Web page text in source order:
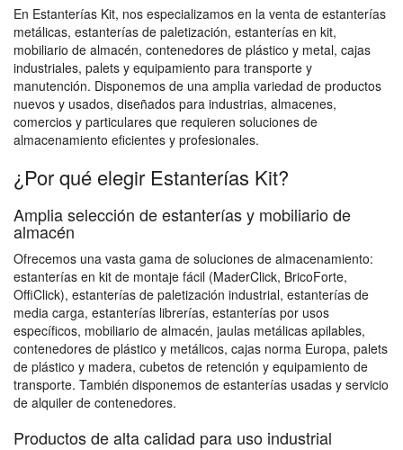
En Estanterías Kit, nos especializamos en la venta de estanterías
metálicas, estanterías de paletización, estanterías en kit,
mobiliario de almacén, contenedores de plástico y metal, cajas
industriales, palets y equipamiento para transporte y
manutención. Disponemos de una amplia variedad de productos
nuevos y usados, diseñados para industrias, almacenes,
comercios y particulares que requieren soluciones de
almacenamiento eficientes y profesionales.
¿Por qué elegir Estanterías Kit?
Amplia selección de estanterías y mobiliario de
almacén
Ofrecemos una vasta gama de soluciones de almacenamiento:
estanterías en kit de montaje fácil (MaderClick, BricoForte,
OffiClick), estanterías de paletización industrial, estanterías de
media carga, estanterías librerías, estanterías por usos
específicos, mobiliario de almacén, jaulas metálicas apilables,
contenedores de plástico y metálicos, cajas norma Europa, palets
de plástico y madera, cubetos de retención y equipamiento de
transporte. También disponemos de estanterías usadas y servicio
de alquiler de contenedores.
Productos de alta calidad para uso industrial